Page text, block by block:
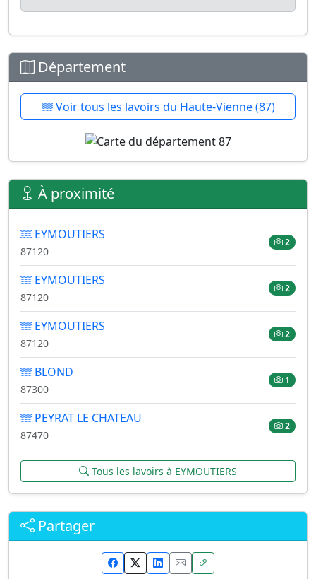
Département
Voir tous les lavoirs du Haute-Vienne (87)
À proximité
EYMOUTIERS
87120
2
EYMOUTIERS
87120
2
EYMOUTIERS
87120
2
BLOND
87300
1
PEYRAT LE CHATEAU
87470
2
Tous les lavoirs à EYMOUTIERS
Partager